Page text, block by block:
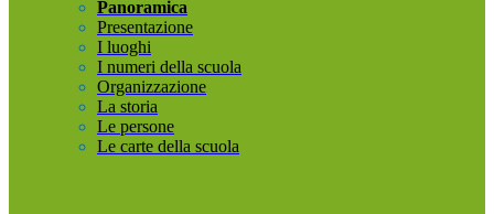
Panoramica
Presentazione
I luoghi
I numeri della scuola
Organizzazione
La storia
Le persone
Le carte della scuola